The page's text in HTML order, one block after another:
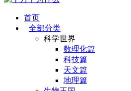
首页
全部分类
科学世界
数理化篇
科技篇
天文篇
地理篇